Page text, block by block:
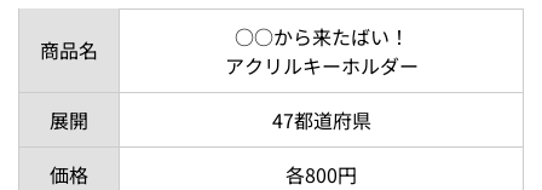
商品名
○○から来たばい！
アクリルキーホルダー
展開
47都道府県
価格
各800円